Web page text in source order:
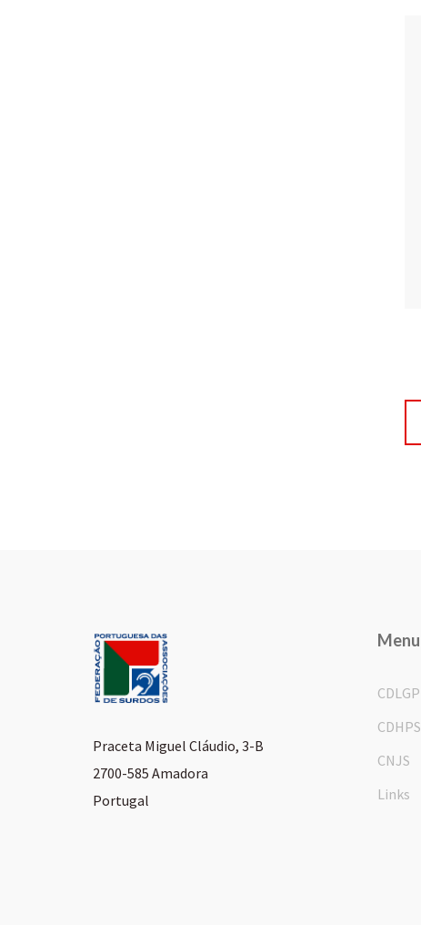
Praceta Miguel Cláudio, 3-B
2700-585 Amadora
Portugal
Menu
CDLGP
CDHPS
CNJS
Links